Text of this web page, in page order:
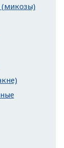
(микозы)